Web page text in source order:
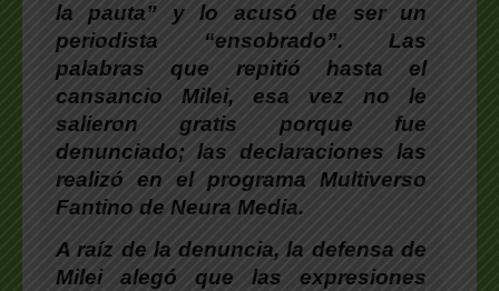
la pauta” y lo acusó de ser un
periodista “ensobrado”. Las
palabras que repitió hasta el
cansancio Milei, esa vez no le
salieron gratis porque fue
denunciado; las declaraciones las
realizó en el programa Multiverso
Fantino de Neura Media.
A raíz de la denuncia, la defensa de
Milei alegó que las expresiones